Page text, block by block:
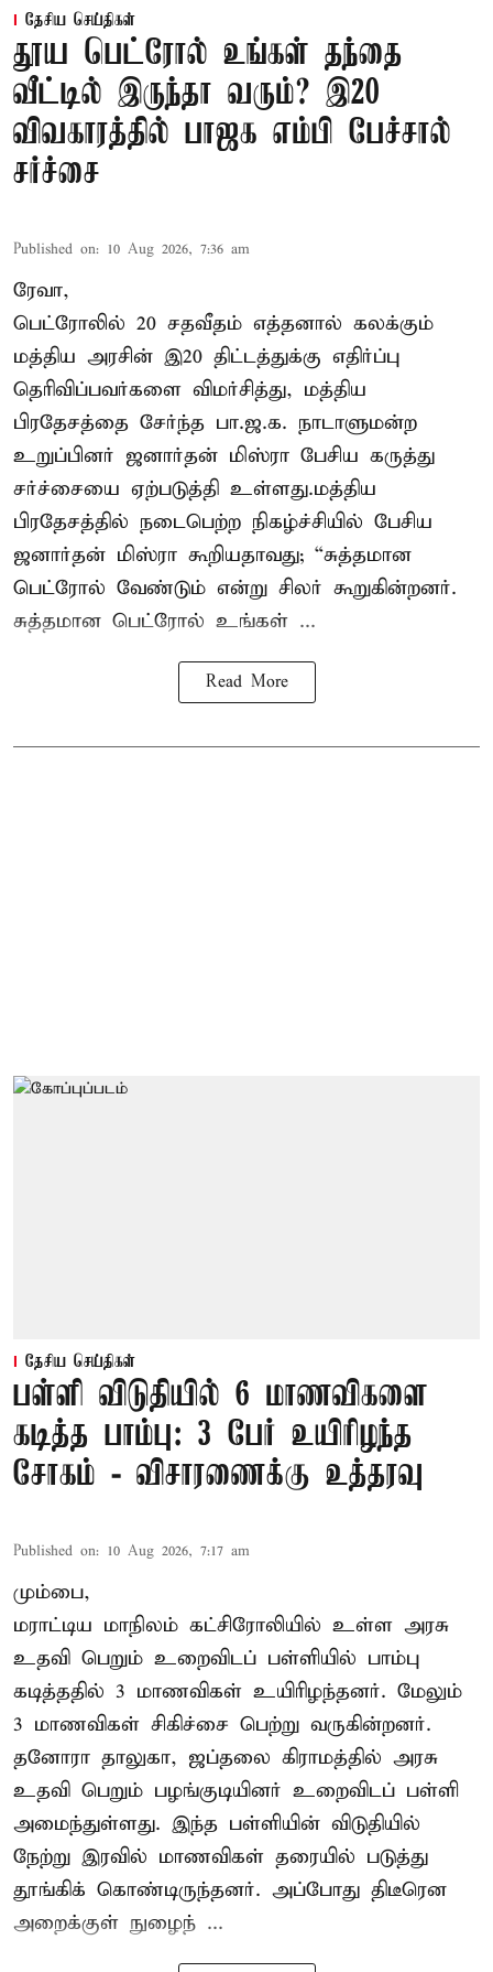
தேசிய செய்திகள்
தூய பெட்ரோல் உங்கள் தந்தை
வீட்டில் இருந்தா வரும்? இ20
விவகாரத்தில் பாஜக எம்பி பேச்சால்
சர்ச்சை
Published on: 10 Aug 2026, 7:36 am
ரேவா,
பெட்ரோலில் 20 சதவீதம் எத்தனால் கலக்கும்
மத்திய அரசின் இ20 திட்டத்துக்கு எதிர்ப்பு
தெரிவிப்பவர்களை விமர்சித்து, மத்திய
பிரதேசத்தை சேர்ந்த பா.ஜ.க. நாடாளுமன்ற
உறுப்பினர் ஜனார்தன் மிஸ்ரா பேசிய கருத்து
சர்ச்சையை ஏற்படுத்தி உள்ளது.மத்திய
பிரதேசத்தில் நடைபெற்ற நிகழ்ச்சியில் பேசிய
ஜனார்தன் மிஸ்ரா கூறியதாவது; “சுத்தமான
பெட்ரோல் வேண்டும் என்று சிலர் கூறுகின்றனர்.
சுத்தமான பெட்ரோல் உங்கள் ...
Read More
தேசிய செய்திகள்
பள்ளி விடுதியில் 6 மாணவிகளை
கடித்த பாம்பு: 3 பேர் உயிரிழந்த
சோகம் - விசாரணைக்கு உத்தரவு
Published on: 10 Aug 2026, 7:17 am
மும்பை,
மராட்டிய மாநிலம் கட்சிரோலியில் உள்ள அரசு
உதவி பெறும் உறைவிடப் பள்ளியில் பாம்பு
கடித்ததில் 3 மாணவிகள் உயிரிழந்தனர். மேலும்
3 மாணவிகள் சிகிச்சை பெற்று வருகின்றனர்.
தனோரா தாலுகா, ஜப்தலை கிராமத்தில் அரசு
உதவி பெறும் பழங்குடியினர் உறைவிடப் பள்ளி
அமைந்துள்ளது. இந்த பள்ளியின் விடுதியில்
நேற்று இரவில் மாணவிகள் தரையில் படுத்து
தூங்கிக் கொண்டிருந்தனர். அப்போது திடீரென
அறைக்குள் நுழைந் ...